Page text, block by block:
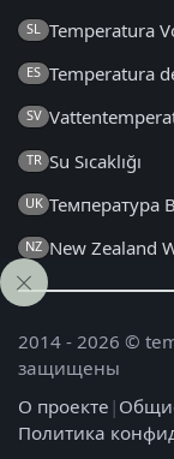
SL Temperatura
ES Temperatura
SV
TR Su Sıcaklığı
UK Температура
NZ New Zealand
2014 - 2026 ©
защищены
О проекте |
Политика